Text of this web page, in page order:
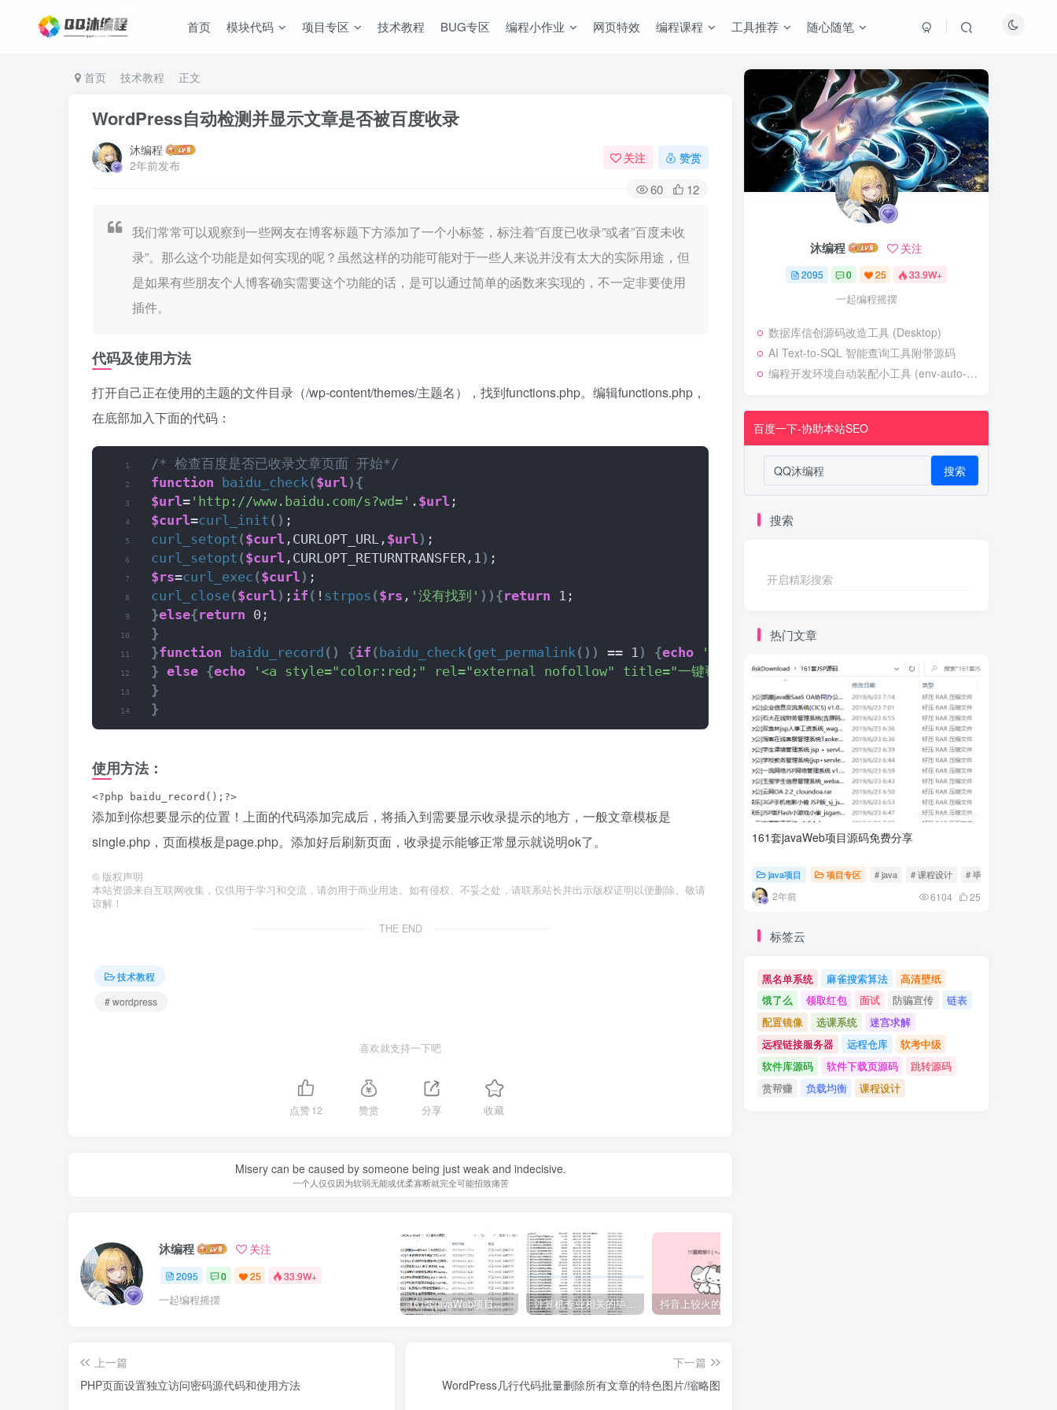
首页 模块代码 项目专区 技术教程 BUG专区 编程小作业 网页特效 编程课程 工具推荐 随心随笔
首页 技术教程 正文
WordPress自动检测并显示文章是否被百度收录
沐编程
2年前发布
关注 赞赏
60 12
我们常常可以观察到一些网友在博客标题下方添加了一个小标签，标注着”百度已收录”或者”百度未收
录”。那么这个功能是如何实现的呢？虽然这样的功能可能对于一些人来说并没有太大的实际用途，但
是如果有些朋友个人博客确实需要这个功能的话，是可以通过简单的函数来实现的，不一定非要使用
插件。
代码及使用方法
打开自己正在使用的主题的文件目录（/wp-content/themes/主题名），找到functions.php。编辑functions.php，
在底部加入下面的代码：
/* 检查百度是否已收录文章页面 开始*/
function
baidu_check($url ){
$url= 'http://www.baidu.com/s?wd=' . $url ;
$curl=curl_init () ;
curl_setopt ($curl ,CURLOPT_URL, $url ) ;
curl_setopt ($curl ,CURLOPT_RETURNTRANSFER,1 ) ;
$rs=curl_exec ($curl ) ;
curl_close($curl ) ; if ( ! strpos ($rs , '没有找到' )){return 1;
}else{return 0;
}
}function baidu_record () {if ( baidu_check(get_permalink()) == 1 ) {echo
'<a target="_blank" title="点击查看"
} else {echo
'<a style="color:red;" rel="external nofollow" title="一键帮忙提交给百度，谢谢您！" target="_blank"
}
}
使用方法：
<?php baidu_record();?>
添加到你想要显示的位置！上面的代码添加完成后，将插入到需要显示收录提示的地方，一般文章模板是
single.php，页面模板是page.php。添加好后刷新页面，收录提示能够正常显示就说明ok了。
© 版权声明
本站资源来自互联网收集，仅供用于学习和交流，请勿用于商业用途。如有侵权、不妥之处，请联系站长并出示版权证明以便删除。敬请
谅解！
THE END
技术教程
# wordpress
喜欢就支持一下吧
点赞12 赞赏 分享 收藏
Misery can be caused by someone being just weak and indecisive.
一个人仅仅因为软弱无能或优柔寡断就完全可能招致痛苦
沐编程 关注
2095 0 25 33.9W+
一起编程摇摆 161套javaWeb项目源码免费分享 计算机专业相关的毕业设计论文合集免费下载
上一篇
PHP页面设置独立访问密码源代码和使用方法
下一篇
WordPress几行代码批量删除所有文章的特色图片/缩略图
沐编程 关注
2095 0 25 33.9W+
一起编程摇摆
数据库信创源码改造工具 (Desktop)
AI Text-to-SQL 智能查询工具附带源码
编程开发环境自动装配小工具 (env-auto-setup)
百度一下-协助本站SEO
搜索
搜索
开启精彩搜索
热门文章
161套javaWeb项目源码免费分享
java项目 项目专区 # java # 课程设计 # 毕业设计
2年前 6104 25
标签云
黑名单系统 麻雀搜索算法
高清壁纸
饿了么
领取红包 面试 防骗宣传
链表
配置镜像
选课系统
迷宫求解
远程链接服务器
远程仓库
软考中级
软件库源码
软件下载页源码
跳转源码
赏帮赚
负载均衡 课程设计